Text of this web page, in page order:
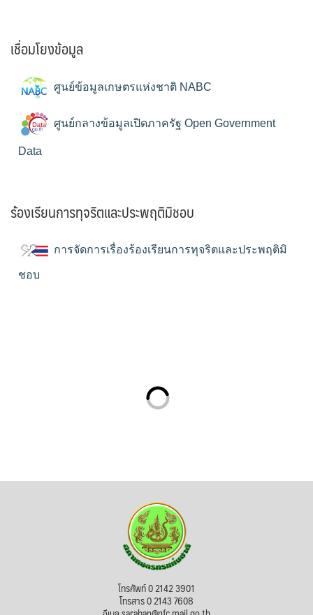
เชื่อมโยงข้อมูล
ศูนย์ข้อมูลเกษตรแห่งชาติ NABC
ศูนย์กลางข้อมูลเปิดภาครัฐ Open Government
Data
ร้องเรียนการทุจริตและประพฤติมิชอบ
การจัดการเรื่องร้องเรียนการทุจริตและประพฤติมิ
ชอบ
โทรศัพท์ 0 2142 3901
โทรสาร 0 2143 7608